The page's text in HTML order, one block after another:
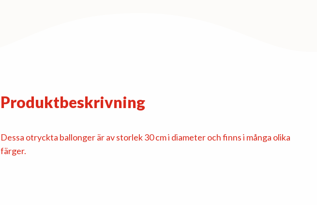
Produktbeskrivning
Dessa otryckta ballonger är av storlek 30 cm i diameter och finns i många olika
färger.